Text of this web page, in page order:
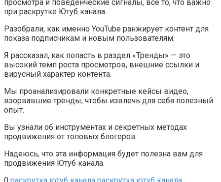
просмотра и поведенческие сигналы, все то, что важно
при раскрутке Ютуб канала.
Разобрали, как именно YouTube ранжирует контент для
показа подписчикам и новым пользователям.
Я рассказал, как попасть в раздел «Тренды» — это
высокий темп роста просмотров, внешние ссылки и
вирусный характер контента.
Мы проанализировали конкретные кейсы видео,
взорвавшие тренды, чтобы извлечь для себя полезный
опыт.
Вы узнали об инструментах и секретных методах
продвижения от топовых блогеров.
Надеюсь, что эта информация будет полезна вам для
продвижения Ютуб канала.